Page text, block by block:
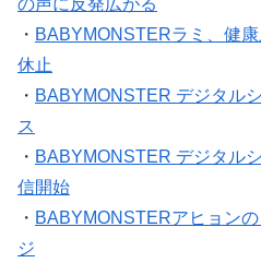
・BABYMONSTERラミ、健康
休止
・BABYMONSTER デジタル
・
信開始
・BABYMONSTERアヒョン
・